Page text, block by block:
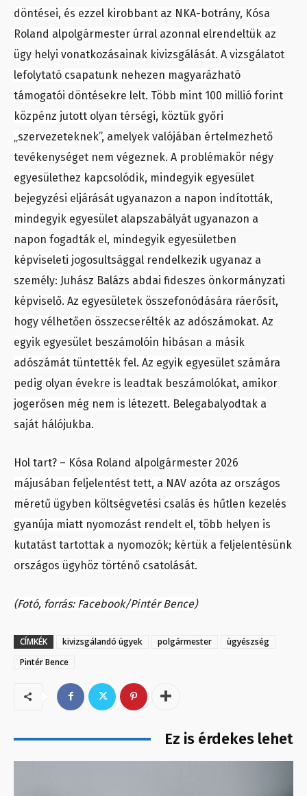
döntései, és ezzel kirobbant az NKA-botrány, Kósa
Roland alpolgármester úrral azonnal elrendeltük az
ügy helyi vonatkozásainak kivizsgálását. A vizsgálatot
lefolytató csapatunk nehezen magyarázható
támogatói döntésekre lelt. Több mint 100 millió forint
közpénz jutott olyan térségi, köztük győri
„szervezeteknek”, amelyek valójában értelmezhető
tevékenységet nem végeznek. A problémakör négy
egyesülethez kapcsolódik, mindegyik egyesület
bejegyzési eljárását ugyanazon a napon indították,
mindegyik egyesület alapszabályát ugyanazon a
napon fogadták el, mindegyik egyesületben
képviseleti jogosultsággal rendelkezik ugyanaz a
személy: Juhász Balázs abdai fideszes önkormányzati
képviselő. Az egyesületek összefonódására ráerősít,
hogy vélhetően összecserélték az adószámokat. Az
egyik egyesület beszámolóin hibásan a másik
adószámát tüntették fel. Az egyik egyesület számára
pedig olyan évekre is leadtak beszámolókat, amikor
jogerősen még nem is létezett. Belegabalyodtak a
saját hálójukba.
Hol tart? – Kósa Roland alpolgármester 2026
májusában feljelentést tett, a NAV azóta az országos
méretű ügyben költségvetési csalás és hűtlen kezelés
gyanúja miatt nyomozást rendelt el, több helyen is
kutatást tartottak a nyomozók; kértük a feljelentésünk
országos ügyhöz történő csatolását.
(Fotó, forrás: Facebook/Pintér Bence)
CÍMKÉK kivizsgálandó ügyek polgármester
ügyészség
Pintér Bence
Ez is érdekes lehet